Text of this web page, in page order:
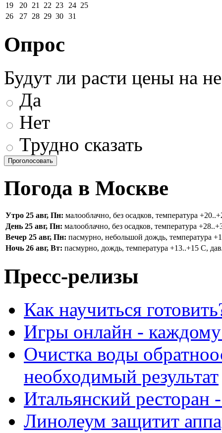
19
20 21 22 23 24 25
26
27 28 29 30 31
Опрос
Будут ли расти цены на
Да
Нет
Трудно сказать
Погода в Москве
Утро 25 авг, Пн: малооблачно, без осадков, температура
День 25 авг, Пн: малооблачно, без осадков, температура
Вечер 25 авг, Пн: пасмурно, небольшой дождь, температура
Ночь 26 авг, Вт: пасмурно, дождь, температура +13..+15 С,
Пресс-релизы
Как научиться
Игры онлайн - каждому
Очистка воды
необходимый результат
Итальянский
Линолеум защитит